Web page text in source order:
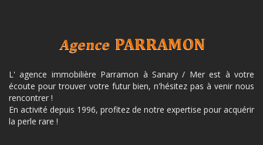
L' agence immobilière Parramon à Sanary / Mer est à votre
écoute pour trouver votre futur bien, n'hésitez pas à venir nous
rencontrer !
En activité depuis 1996, profitez de notre expertise pour acquérir
la perle rare !